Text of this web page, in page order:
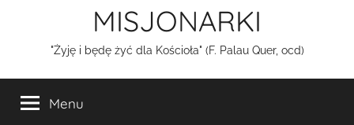
MISJONARKI
"Żyję i będę żyć dla Kościoła" (F. Palau Quer, ocd)
Menu